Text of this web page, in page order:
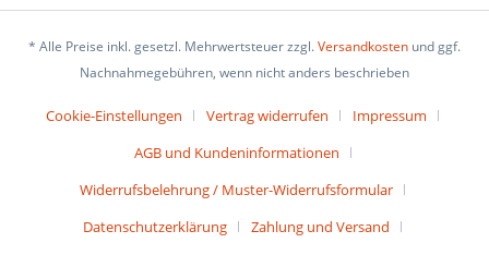
* Alle Preise inkl. gesetzl. Mehrwertsteuer zzgl.Versandkosten und ggf.
Nachnahmegebühren, wenn nicht anders beschrieben
Cookie-Einstellungen Vertrag widerrufen
Impressum
AGB und Kundeninformationen
Widerrufsbelehrung / Muster-Widerrufsformular
Datenschutzerklärung
Zahlung und Versand